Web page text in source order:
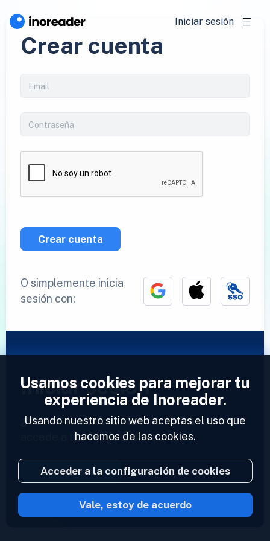
Iniciar sesión
Crear cuenta
Crear cuenta
O simplemente inicia
sesión con:
Iniciar sesión
¿Ya tienes una cuenta?Introduce tu perfil y
accede a tus feeds ahora.
Iniciar sesión
2023 © Inoreader
Usamos cookies para mejorar tu
experiencia de Inoreader.
Usando nuestro sitio web aceptas el uso que
hacemos de las cookies.
Acceder a la configuración de cookies
Vale, estoy de acuerdo